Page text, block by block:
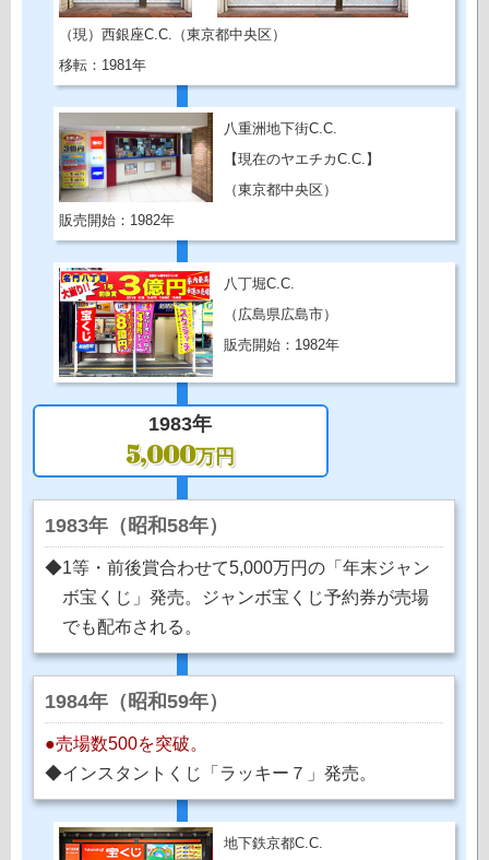
（現）西銀座C.C.（東京都中央区）
移転：1981年
八重洲地下街C.C.
【現在のヤエチカC.C.】
（東京都中央区）
販売開始：1982年
八丁堀C.C.
（広島県広島市）
販売開始：1982年
1983年
5,000万円
1983年（昭和58年）
◆1等・前後賞合わせて5,000万円の「年末ジャン
ボ宝くじ」発売。ジャンボ宝くじ予約券が売場
でも配布される。
1984年（昭和59年）
●売場数500を突破。
◆インスタントくじ「ラッキー７」発売。
地下鉄京都C.C.